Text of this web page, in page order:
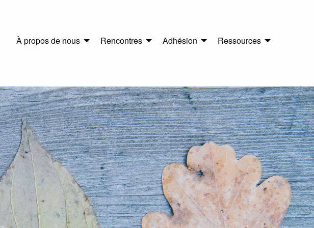
À propos de nous Rencontres Adhésion Ressources